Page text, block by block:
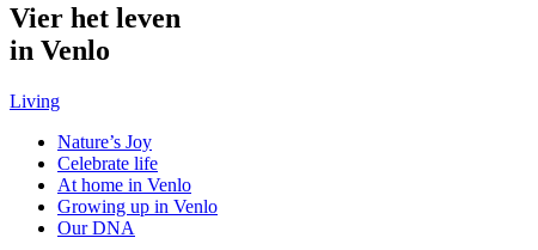
Vier het leven
in Venlo
Living
Nature’s Joy
Celebrate life
At home in Venlo
Growing up in Venlo
Our DNA